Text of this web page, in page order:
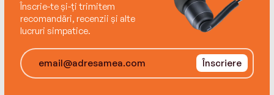
Înscrie-te și-ți trimitem
recomandări, recenzii și alte
lucruri simpatice.
Înscriere